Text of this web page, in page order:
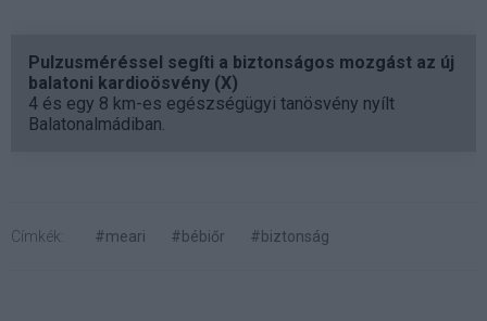
Pulzusméréssel segíti a biztonságos mozgást az új
balatoni kardioösvény (X)
4 és egy 8 km-es egészségügyi tanösvény nyílt
Balatonalmádiban.
Címkék: #meari #bébiőr #biztonság